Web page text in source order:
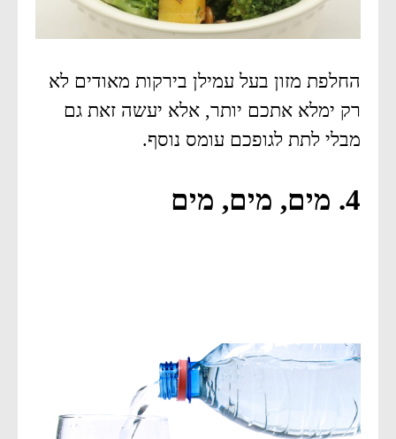
החלפת מזון בעל עמילן בירקות מאודים לא
רק ימלא אתכם יותר, אלא יעשה זאת גם
מבלי לתת לגופכם עומס נוסף.
4. מים, מים, מים